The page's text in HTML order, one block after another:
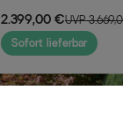
2.399,00 €UVP
Sofort lieferbar